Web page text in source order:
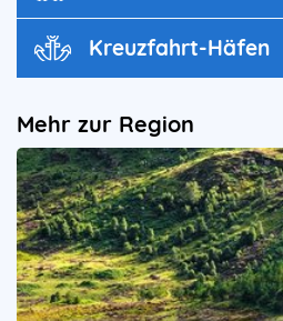
Kreuzfahrt-Häfen
Mehr zur Region